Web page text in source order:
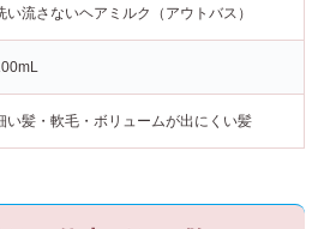
い流さないヘアミルク（アウトバス）
い髪・軟毛・ボリュームが出にくい髪